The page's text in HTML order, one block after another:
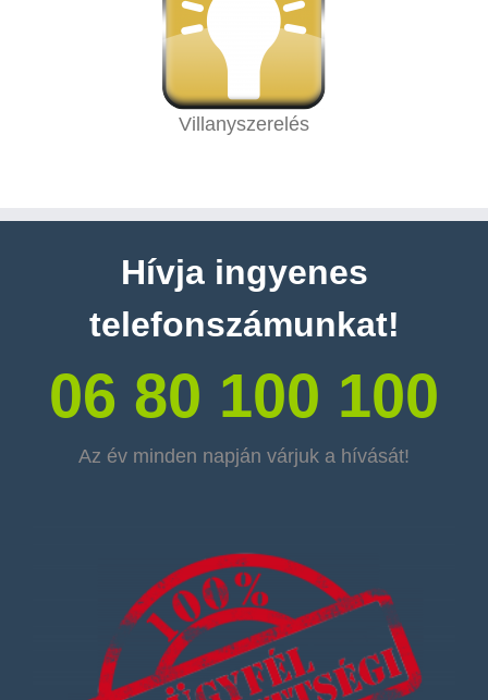
Villanyszerelés
Hívja ingyenes
telefonszámunkat!
06 80 100 100
Az év minden napján várjuk a hívását!